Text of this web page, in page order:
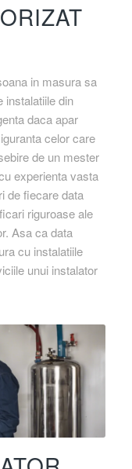
in masura sa
instalatiile din
daca apar
celor care
de un mester
experienta vasta
de fiecare data
riguroase ale
Asa ca data
cu instalatiile
unui instalator